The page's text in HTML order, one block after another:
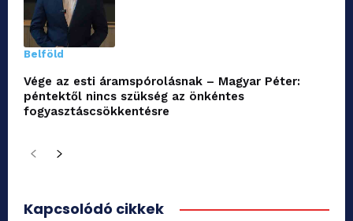
Belföld
Vége az esti áramspórolásnak – Magyar Péter:
péntektől nincs szükség az önkéntes
fogyasztáscsökkentésre
Kapcsolódó cikkek